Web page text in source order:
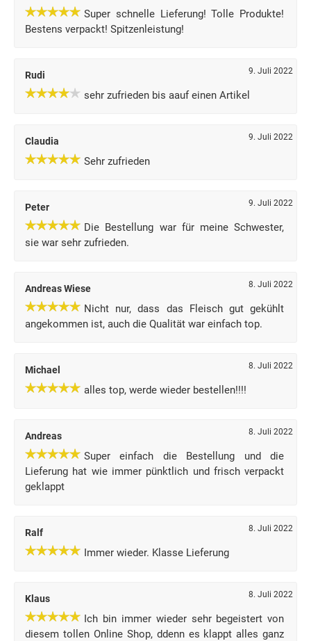
Super schnelle Lieferung! Tolle Produkte!
Bestens verpackt! Spitzenleistung!
Rudi 9. Juli 2022
sehr zufrieden bis aauf einen Artikel
Claudia 9. Juli 2022
Sehr zufrieden
Peter 9. Juli 2022
Die Bestellung war für meine Schwester,
sie war sehr zufrieden.
Andreas Wiese 8. Juli 2022
Nicht nur, dass das Fleisch gut gekühlt
angekommen ist, auch die Qualität war einfach top.
Michael 8. Juli 2022
alles top, werde wieder bestellen!!!!
Andreas 8. Juli 2022
Super einfach die Bestellung und die
Lieferung hat wie immer pünktlich und frisch verpackt
geklappt
Ralf 8. Juli 2022
Immer wieder. Klasse Lieferung
Klaus 8. Juli 2022
Ich bin immer wieder sehr begeistert von
diesem tollen Online Shop, ddenn es klappt alles ganz